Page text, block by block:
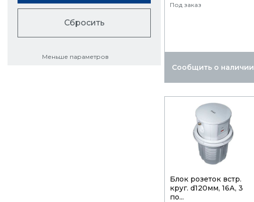
Сбросить
Меньше параметров
Под заказ
Сообщить о наличии
Блок розеток встр.
круг. d120мм, 16А, 3
по...